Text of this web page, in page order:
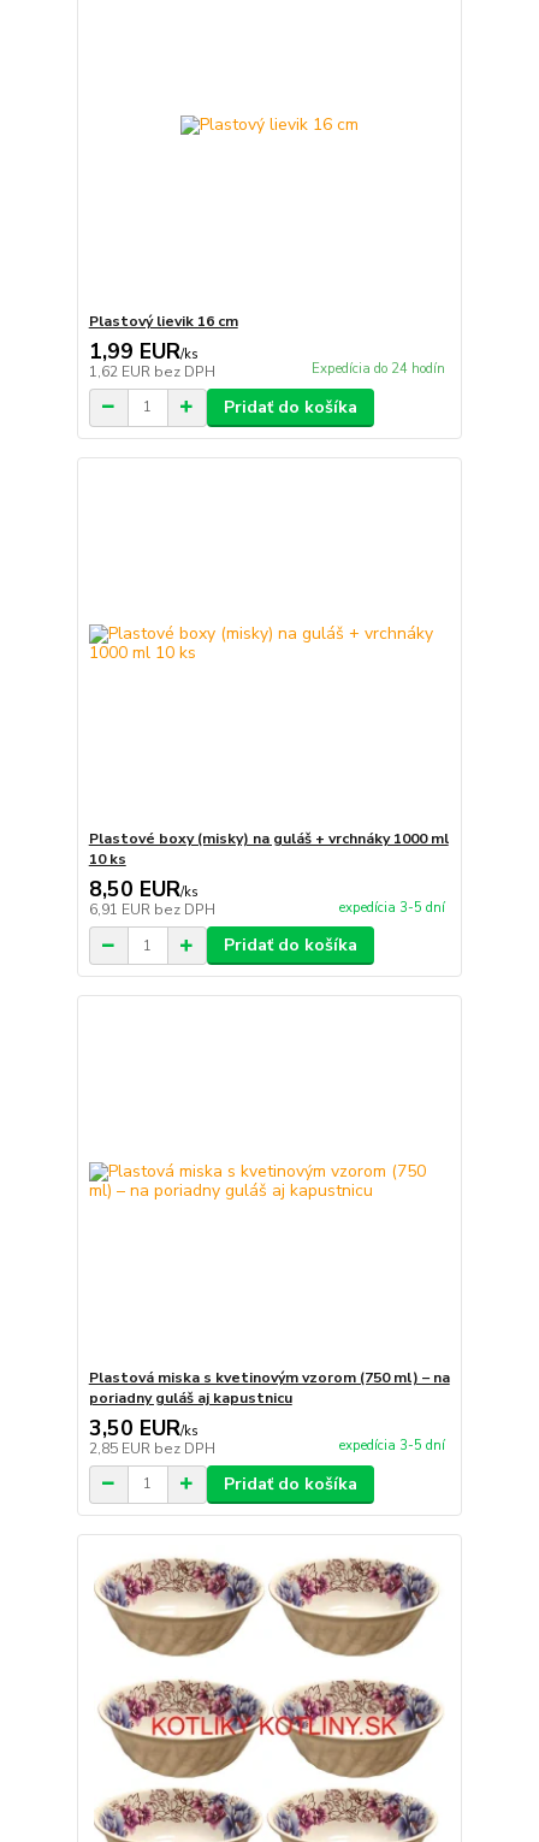
Plastový lievik 16 cm
1,99 EUR/ks
1,62 EUR bez DPH Expedícia do 24 hodín
Pridať do košíka
Plastové boxy (misky) na guláš + vrchnáky 1000 ml
10 ks
8,50 EUR/ks
6,91 EUR bez DPH expedícia 3-5 dní
Pridať do košíka
Plastová miska s kvetinovým vzorom (750 ml) – na
poriadny guláš aj kapustnicu
3,50 EUR/ks
2,85 EUR bez DPH expedícia 3-5 dní
Pridať do košíka